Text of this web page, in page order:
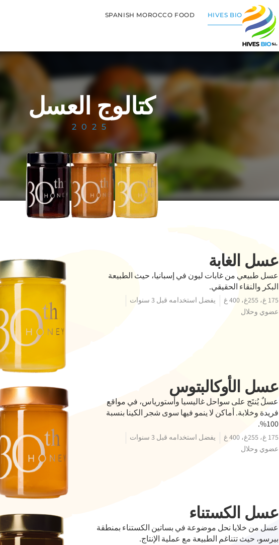
HIVES BIO
SPANISH MOROCCO FOOD
كتالوج العسل
2025
عسل الغابة
عسل طبيعي من غابات ليون في إسبانيا، حيث الطبيعة
البكر والنقاء الحقيقي.
175 غ، 255غ، 400 غ
يفضل استخدامه قبل 3 سنوات
عضوي وحلال
عسل الأوكالبتوس
عسلٌ يُنتَج على سواحل غاليسيا وأستورياس، في مواقع
فريدة وخلابة. أماكن لا ينمو فيها سوى شجر الكينا بنسبة
100%.
175 غ، 255غ، 400 غ
يفضل استخدامه قبل 3 سنوات
عضوي وحلال
عسل الكستناء
عسل من خلايا نحل موضوعة في بساتين الكستناء بمنطقة
بيرسو، حيث تتناغم الطبيعة مع عملية الإنتاج.